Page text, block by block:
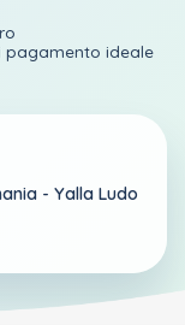
pagamento ideale
- Yalla Ludo